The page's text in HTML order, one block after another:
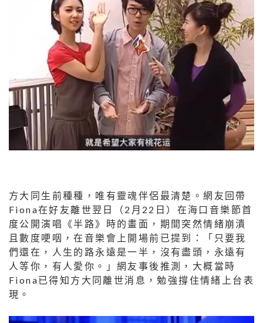
方大同生前種種，唯有靈魂伴侶最清楚。網友回帶
Fiona在好友離世翌日（2月22日）在海口音樂節首
度公開演唱《半路》時的畫面，期間突然情緒崩潰
且數度哽咽，在音樂會上開場前已提到：「只要我
們還在，人生的路永遠是一半，沒有盡頭，永遠有
人等你，有人愛你。」網友事後推測，大概當時
Fiona已得知方大同離世消息，勉強撐住情緒上台表
現。